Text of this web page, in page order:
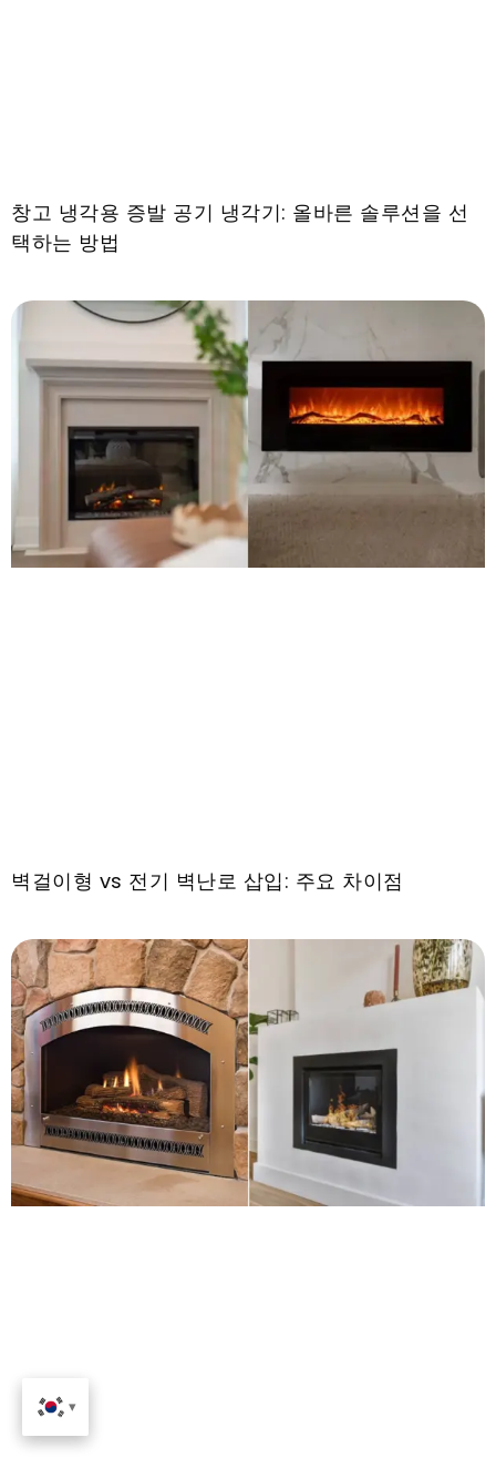
창고 냉각용 증발 공기 냉각기: 올바른 솔루션을 선
택하는 방법
벽걸이형 vs 전기 벽난로 삽입: 주요 차이점